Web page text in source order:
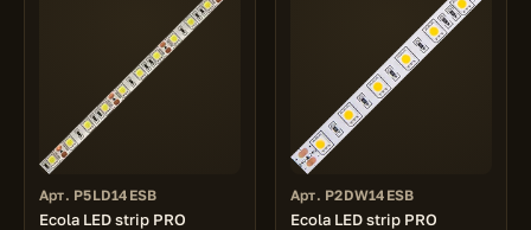
Арт. P5LD14ESB
Ecola LED strip PRO
Арт. P2DW14ESB
Ecola LED strip PRO